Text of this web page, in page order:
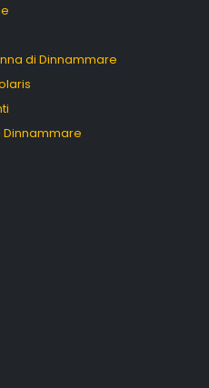
di Dinnammare
Dinnammare